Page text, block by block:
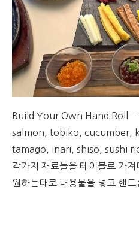
Build Your Own Hand Roll
salmon, tobiko, cucumber,
tamago, inari, shiso, sushi
각가지 재료들을 테이블로 가
원하는대로 내용물을 넣고 핸